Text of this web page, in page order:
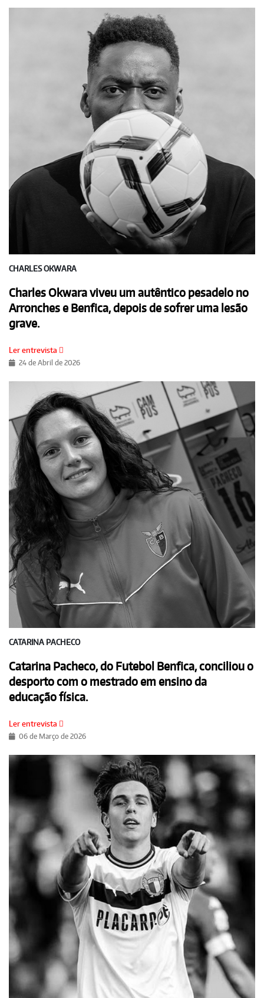
CHARLES OKWARA
Charles Okwara viveu um autêntico pesadelo no
Arronches e Benfica, depois de sofrer uma lesão
grave.
Ler entrevista
24 de Abril de 2026
CATARINA PACHECO
Catarina Pacheco, do Futebol Benfica, conciliou o
desporto com o mestrado em ensino da
educação física.
Ler entrevista
06 de Março de 2026